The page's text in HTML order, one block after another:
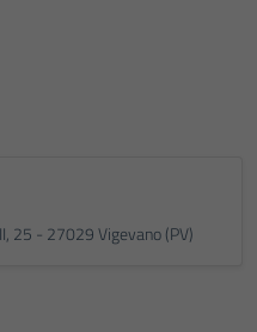
25 - 27029 Vigevano (PV)